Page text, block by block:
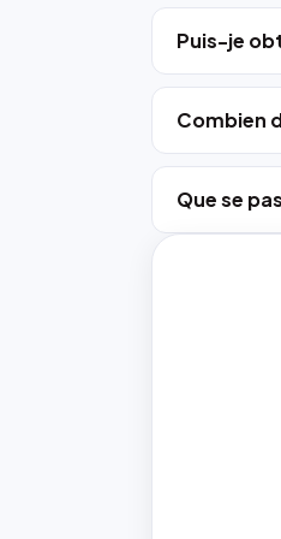
Puis-je
Combien
Que se